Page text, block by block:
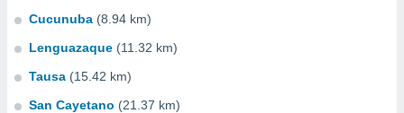
Cucunuba (8.94 km)
Lenguazaque (11.32 km)
Tausa (15.42 km)
San Cayetano (21.37 km)